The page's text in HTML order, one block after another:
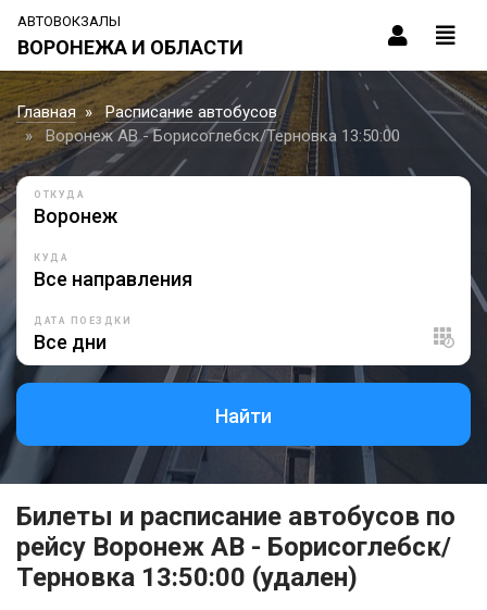
АВТОВОКЗАЛЫ
ВОРОНЕЖА И ОБЛАСТИ
Главная
Расписание автобусов
Воронеж АВ - Борисоглебск/Терновка 13:50:00
ОТКУДА
КУДА
ДАТА ПОЕЗДКИ
Найти
Билеты и расписание автобусов по
рейсу Воронеж АВ - Борисоглебск/
Терновка 13:50:00 (удален)